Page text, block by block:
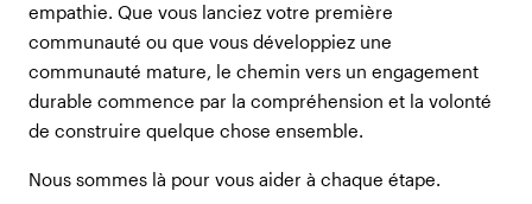
empathie. Que vous lanciez votre première
communauté ou que vous développiez une
communauté mature, le chemin vers un engagement
durable commence par la compréhension et la volonté
de construire quelque chose ensemble.
Nous sommes là pour vous aider à chaque étape.